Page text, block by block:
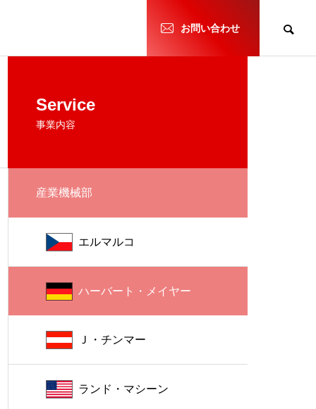
お問い合わせ
Service
事業内容
産業機械部
エルマルコ
ハーバート・メイヤー
Ｊ・チンマー
ランド・マシーン